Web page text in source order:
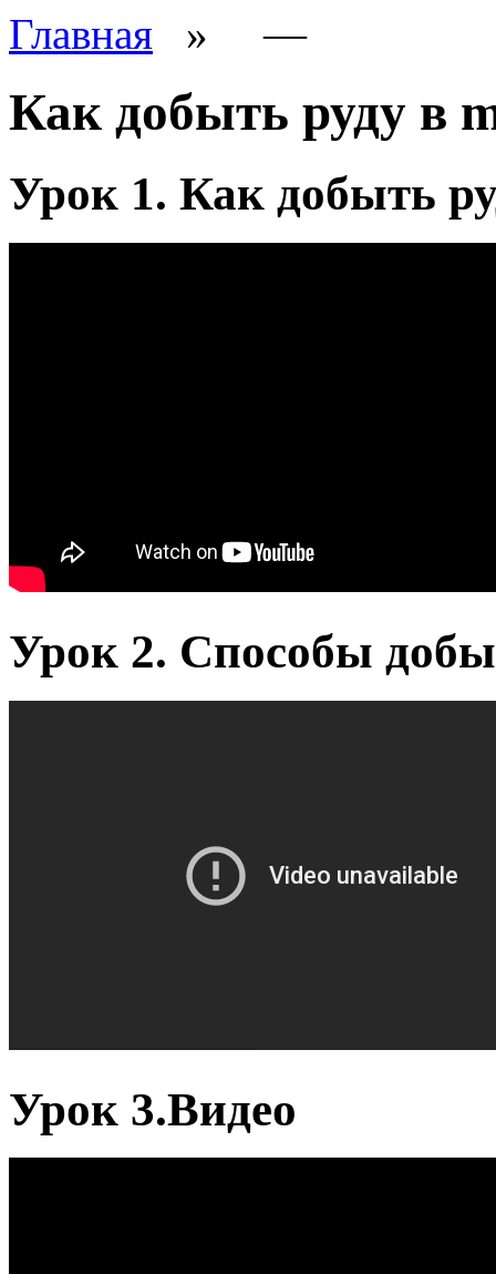
Главная » —
Как добыть руду в
Урок 1. Как добыть
Урок 2. Способы
Урок 3.Видео